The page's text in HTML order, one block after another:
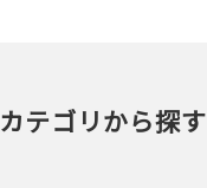
カテゴリから探す